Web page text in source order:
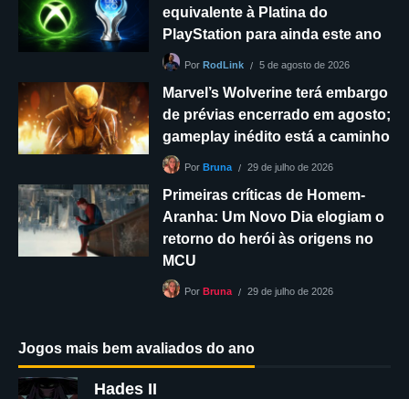
equivalente à Platina do
PlayStation para ainda este ano
Por RodLink 5 de agosto de 2026
Marvel’s Wolverine terá embargo
de prévias encerrado em agosto;
gameplay inédito está a caminho
Por Bruna 29 de julho de 2026
Primeiras críticas de Homem-
Aranha: Um Novo Dia elogiam o
retorno do herói às origens no
MCU
Por Bruna 29 de julho de 2026
Jogos mais bem avaliados do ano
Hades II